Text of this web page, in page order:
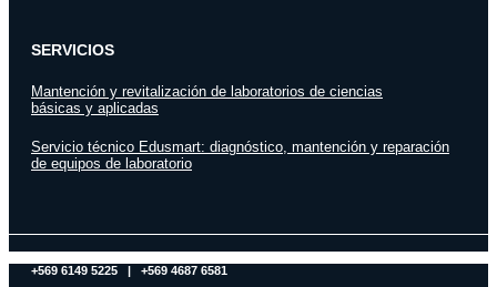
SERVICIOS
Mantención y revitalización de laboratorios de ciencias
básicas y aplicadas
Servicio técnico Edusmart: diagnóstico, mantención y reparación
de equipos de laboratorio
+569 6149 5225 | +569 4687 6581